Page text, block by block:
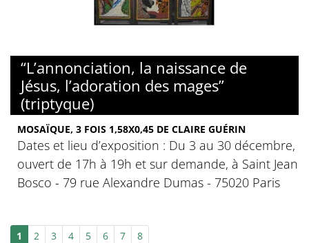
“L’annonciation, la naissance de
Jésus, l’adoration des mages”
(triptyque)
MOSAÏQUE, 3 FOIS 1,58X0,45 DE CLAIRE GUÉRIN
Dates et lieu d’exposition : Du 3 au 30 décembre,
ouvert de 17h à 19h et sur demande, à Saint Jean
Bosco - 79 rue Alexandre Dumas - 75020 Paris
1 2 3 4 5 6 7 8